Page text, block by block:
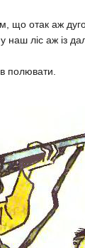
що отак аж
ліс аж із
полювати.